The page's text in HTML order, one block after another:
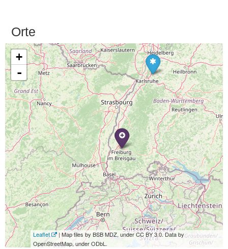
Orte
+
-
Leaflet
| Map tiles by BSB MDZ, under CC BY 3.0. Data by
OpenStreetMap, under ODbL.